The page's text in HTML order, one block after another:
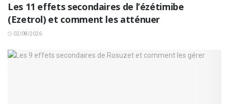
Les 11 effets secondaires de l’ézétimibe
(Ezetrol) et comment les atténuer
02/08/2026